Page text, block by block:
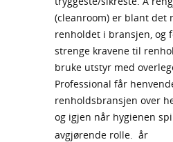
(cleanroom) er blant det
renholdet i bransjen, og
strenge kravene til
bruke utstyr med
Professional får
renholdsbransjen over
og igjen når hygienen
avgjørende rolle. år